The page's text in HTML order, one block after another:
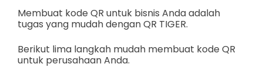
Membuat kode QR untuk bisnis Anda adalah
tugas yang mudah dengan QR TIGER.
Berikut lima langkah mudah membuat kode QR
untuk perusahaan Anda.